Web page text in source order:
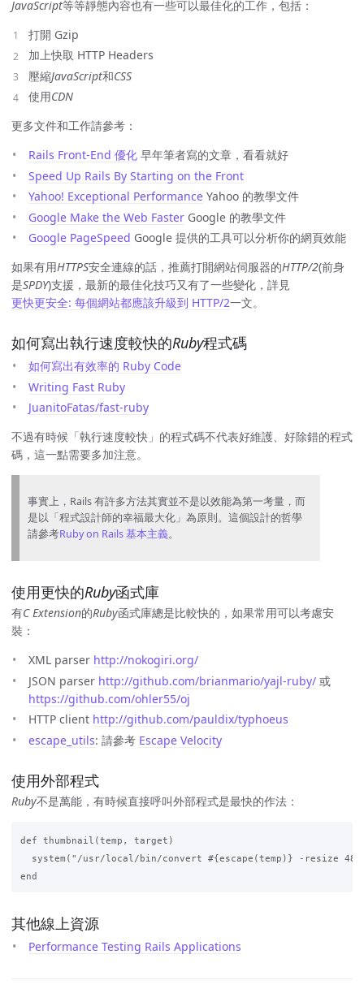
JavaScript等等靜態內容也有一些可以最佳化的工作，包括：
打開 Gzip
加上快取 HTTP Headers
壓縮JavaScript和CSS
使用CDN
更多文件和工作請參考：
Rails Front-End 優化 早年筆者寫的文章，看看就好
Speed Up Rails By Starting on the Front
Yahoo! Exceptional Performance Yahoo 的教學文件
Google Make the Web Faster Google 的教學文件
Google PageSpeed Google 提供的工具可以分析你的網頁效能
如果有用HTTPS安全連線的話，推薦打開網站伺服器的HTTP/2(前身
是SPDY)支援，最新的最佳化技巧又有了一些變化，詳見
更快更安全: 每個網站都應該升級到 HTTP/2一文。
如何寫出執行速度較快的Ruby程式碼
如何寫出有效率的 Ruby Code
Writing Fast Ruby
JuanitoFatas/fast-ruby
不過有時候「執行速度較快」的程式碼不代表好維護、好除錯的程式
碼，這一點需要多加注意。
事實上，Rails 有許多方法其實並不是以效能為第一考量，而
是以「程式設計師的幸福最大化」為原則。這個設計的哲學
請參考Ruby on Rails 基本主義。
使用更快的Ruby函式庫
有C Extension的Ruby函式庫總是比較快的，如果常用可以考慮安
裝：
XML parser http://nokogiri.org/
JSON parser http://github.com/brianmario/yajl-ruby/ 或
https://github.com/ohler55/oj
HTTP client http://github.com/pauldix/typhoeus
escape_utils: 請參考 Escape Velocity
使用外部程式
Ruby不是萬能，有時候直接呼叫外部程式是最快的作法：
def thumbnail(temp, target)
system("/usr/local/bin/convert #{escape(temp)} -resize
其他線上資源
Performance Testing Rails Applications